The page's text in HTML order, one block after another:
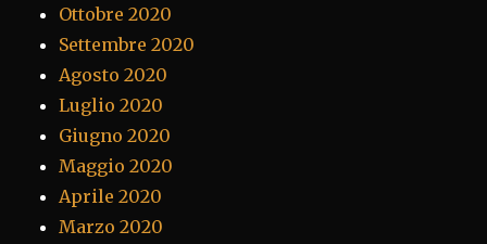
Ottobre 2020
Settembre 2020
Agosto 2020
Luglio 2020
Giugno 2020
Maggio 2020
Aprile 2020
Marzo 2020